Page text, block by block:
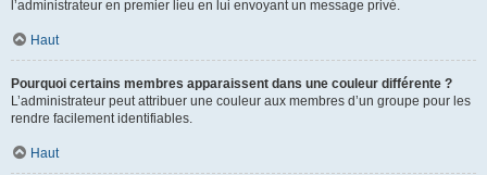
l’administrateur en premier lieu en lui envoyant un message privé.
Haut
Pourquoi certains membres apparaissent dans une couleur différente ?
L’administrateur peut attribuer une couleur aux membres d’un groupe pour les
rendre facilement identifiables.
Haut